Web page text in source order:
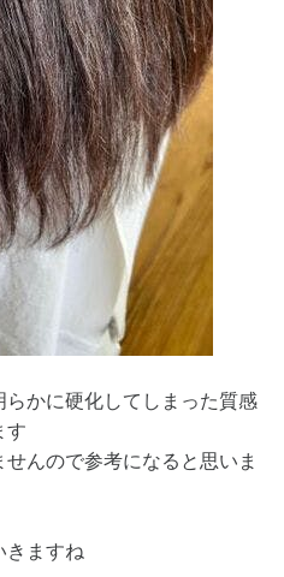
かに硬化してしまった質感
す
んので参考になると思いま
ますね